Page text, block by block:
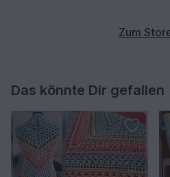
Zum
Das könnte Dir gefallen